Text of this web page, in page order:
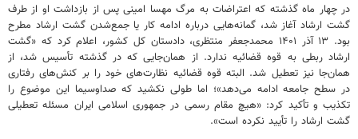
در چهار ماه گذشته که اعتراضات به مرگ مهسا امینی پس از بازداشت او از طرف
گشت ارشاد آغاز شد، گمانه‌هایی درباره ادامه کار یا جمع‌شدن گشت ارشاد مطرح
بود. ۱۳ آذر ۱۴۰۱ محمدجعفر منتظری، دادستان کل کشور، اعلام کرد که «گشت
ارشاد ربطی به قوه قضائیه ندارد. از همان‌جایی که در گذشته تأسیس شد، از
همان‌جا نیز تعطیل شد. البته قوه قضائیه نظارت‌های خود را بر کنش‌های رفتاری
در سطح جامعه ادامه می‌دهد»؛ اما طولی نکشید که صداوسیما این موضوع را
تکذیب و تأکید کرد: «هیچ مقام رسمی در جمهوری اسلامی ایران مسئله تعطیلی
گشت ارشاد را تأیید نکرده است».